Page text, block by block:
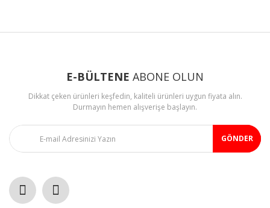
E-BÜLTENE ABONE OLUN
Dikkat çeken ürünleri keşfedin, kaliteli ürünleri uygun fiyata alın.
Durmayın hemen alışverişe başlayın.
GÖNDER